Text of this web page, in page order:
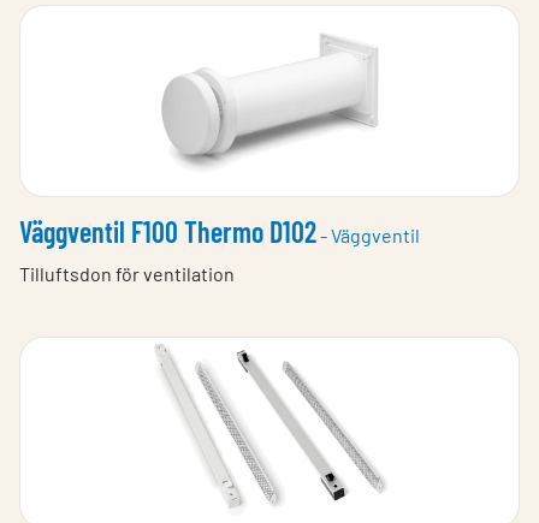
Väggventil F100 Thermo D102- Väggventil
Tilluftsdon för ventilation